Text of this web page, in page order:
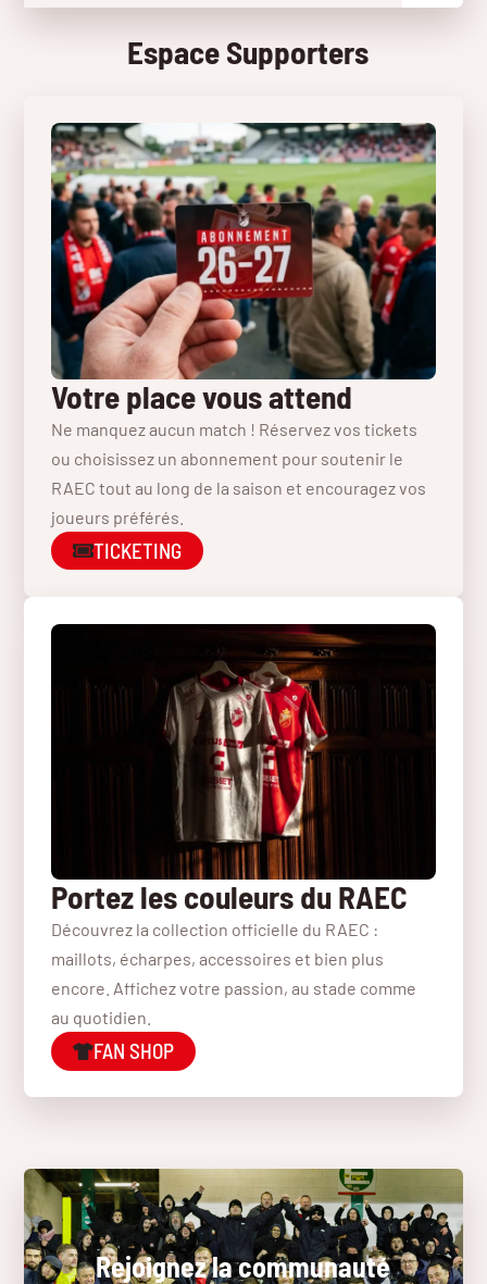
Espace Supporters
Votre place vous attend
Ne manquez aucun match ! Réservez vos tickets
ou choisissez un abonnement pour soutenir le
RAEC tout au long de la saison et encouragez vos
joueurs préférés.
TICKETING
Portez les couleurs du RAEC
Découvrez la collection officielle du RAEC :
maillots, écharpes, accessoires et bien plus
encore. Affichez votre passion, au stade comme
au quotidien.
FAN SHOP
Rejoignez la communauté